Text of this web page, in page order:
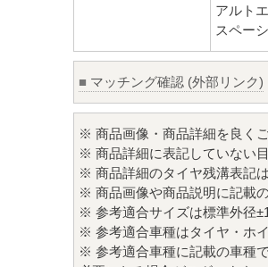
アルト
スペー
■ マッチング確認 (外部リンク)
※ 商品画像・商品詳細を良く
※ 商品詳細に表記していない
※ 商品詳細のタイヤ残溝表記
※ 商品画像や商品説明に記載
※ 参考適合サイズは標準外径
※ 参考適合車種はタイヤ・ホ
※ 参考適合車種に記載の車種